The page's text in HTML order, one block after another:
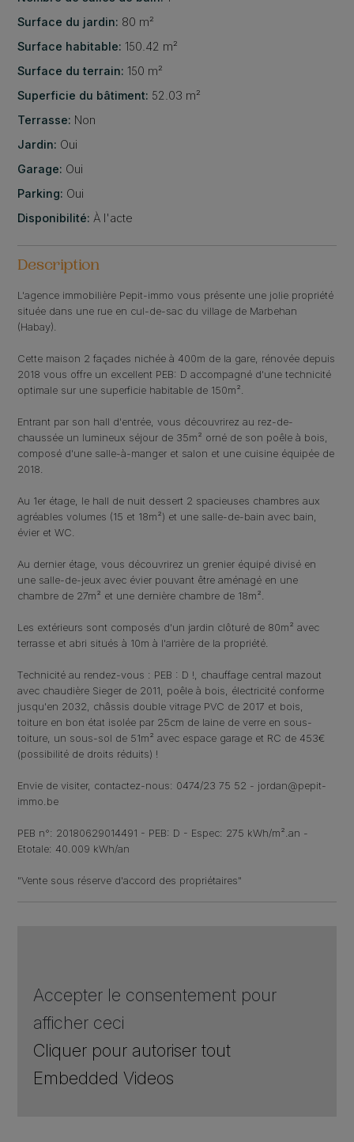
Surface du jardin: 80 m²
Surface habitable: 150.42 m²
Surface du terrain: 150 m²
Superficie du bâtiment: 52.03 m²
Terrasse: Non
Jardin: Oui
Garage: Oui
Parking: Oui
Disponibilité: À l'acte
Description
L'agence immobilière Pepit-immo vous présente une jolie propriété
située dans une rue en cul-de-sac du village de Marbehan
(Habay).
Cette maison 2 façades nichée à 400m de la gare, rénovée depuis
2018 vous offre un excellent PEB: D accompagné d'une technicité
optimale sur une superficie habitable de 150m².
Entrant par son hall d'entrée, vous découvrirez au rez-de-
chaussée un lumineux séjour de 35m² orné de son poêle à bois,
composé d'une salle-à-manger et salon et une cuisine équipée de
2018.
Au 1er étage, le hall de nuit dessert 2 spacieuses chambres aux
agréables volumes (15 et 18m²) et une salle-de-bain avec bain,
évier et WC.
Au dernier étage, vous découvrirez un grenier équipé divisé en
une salle-de-jeux avec évier pouvant être aménagé en une
chambre de 27m² et une dernière chambre de 18m².
Les extérieurs sont composés d'un jardin clôturé de 80m² avec
terrasse et abri situés à 10m à l'arrière de la propriété.
Technicité au rendez-vous : PEB : D !, chauffage central mazout
avec chaudière Sieger de 2011, poêle à bois, électricité conforme
jusqu'en 2032, châssis double vitrage PVC de 2017 et bois,
toiture en bon état isolée par 25cm de laine de verre en sous-
toiture, un sous-sol de 51m² avec espace garage et RC de 453€
(possibilité de droits réduits) !
Envie de visiter, contactez-nous: 0474/23 75 52 - jordan@pepit-
immo.be
PEB n°: 20180629014491 - PEB: D - Espec: 275 kWh/m².an -
Etotale: 40.009 kWh/an
"Vente sous réserve d'accord des propriétaires"
Accepter le consentement pour
afficher ceci
Cliquer pour autoriser tout
Embedded Videos